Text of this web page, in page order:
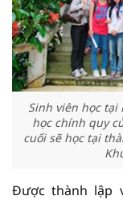
Sinh viên học tại
học chính quy
cuối sẽ học tại
Được thành lập